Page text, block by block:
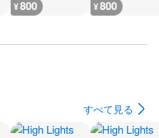
¥800 ¥800
すべて見る